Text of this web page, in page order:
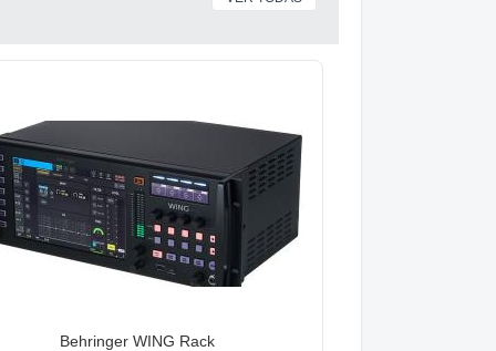
Behringer WING Rack